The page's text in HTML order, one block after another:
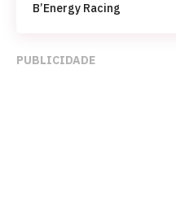
B’Energy Racing
PUBLICIDADE